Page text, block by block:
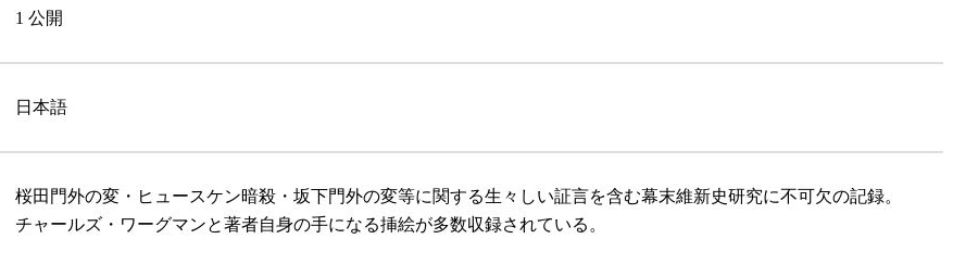
1 公開
日本語
桜田門外の変・ヒュースケン暗殺・坂下門外の変等に関する生々しい証言を含む幕末維新史研究に不可欠の記録。
チャールズ・ワーグマンと著者自身の手になる挿絵が多数収録されている。